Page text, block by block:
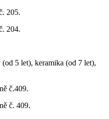
205.
204.
5 let), keramika (od 7 let),
č.409.
č. 409.